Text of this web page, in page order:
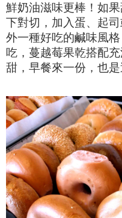
鮮奶油滋味更棒！ 如
下對切， 加入蛋、起
外一種好吃的鹹味風格
吃，蔓越莓果乾搭配
甜， 早餐來一份，也是